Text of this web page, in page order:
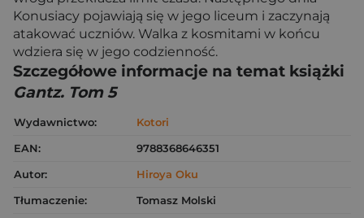
Konusiacy pojawiają się w jego liceum i zaczynają
atakować uczniów. Walka z kosmitami w końcu
wdziera się w jego codzienność.
Szczegółowe informacje na temat książki
Gantz. Tom 5
Wydawnictwo:
Kotori
EAN:
9788368646351
Autor:
Hiroya Oku
Tłumaczenie:
Tomasz Molski